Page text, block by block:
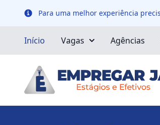
Localização
Para uma melhor experiência
Início
Vagas Agências